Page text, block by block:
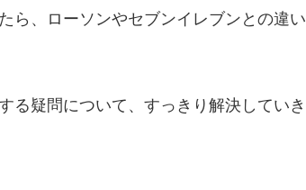
ら、ローソンやセブンイレブンとの違い
る疑問について、すっきり解決していき